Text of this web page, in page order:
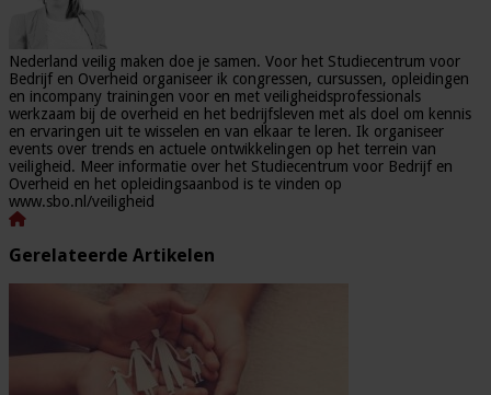
Nederland veilig maken doe je samen. Voor het Studiecentrum voor
Bedrijf en Overheid organiseer ik congressen, cursussen, opleidingen
en incompany trainingen voor en met veiligheidsprofessionals
werkzaam bij de overheid en het bedrijfsleven met als doel om kennis
en ervaringen uit te wisselen en van elkaar te leren. Ik organiseer
events over trends en actuele ontwikkelingen op het terrein van
veiligheid. Meer informatie over het Studiecentrum voor Bedrijf en
Overheid en het opleidingsaanbod is te vinden op
www.sbo.nl/veiligheid
Gerelateerde Artikelen